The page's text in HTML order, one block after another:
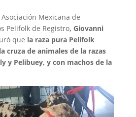
Mexicana de
Pelifolk de Registro, Giovanni
que la raza pura Pelifolk
cruza de animales de la razas
y Pelibuey, y con machos de la